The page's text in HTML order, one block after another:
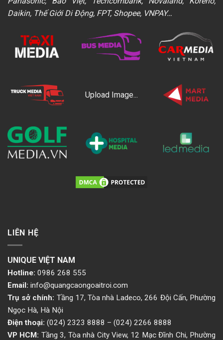
Daikin, Thế Giới Di Động, FPT, Shopee, VNPAY…
Upload Image...
LIÊN HỆ
UNIQUE VIỆT NAM
Hotline: 0986 268 555
Email: info@quangcaongoaitroi.com
Trụ sở chính: Tầng 17, Tòa nhà Ladeco, 266 Đội Cấn, Phường
Ngọc Hà, Hà Nội
Điện thoại: (024) 2323 8888 – (024) 2266 8888
VP HCM: Tầng 3, Tòa nhà City View, 12 Mạc Đĩnh Chi, Phường